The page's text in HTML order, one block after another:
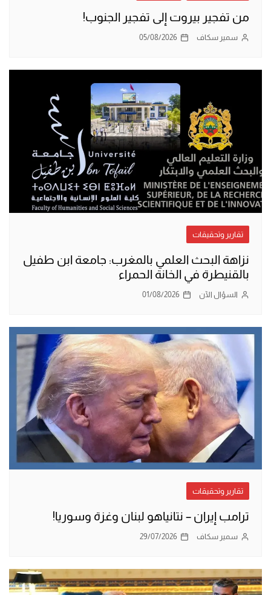
من تفجير بيروت إلى تفجير الجنوب!
سمير سكاف 05/08/2026
تقارير وتحقيقات
نزاهة البحث العلمي بالمغرب: جامعة ابن طفيل
بالقنيطرة في الخانة الحمراء
السؤال الآن 01/08/2026
تقارير وتحقيقات
ترامب إيران – نتانياهو لبنان وغزة وسوريا!
سمير سكاف 29/07/2026